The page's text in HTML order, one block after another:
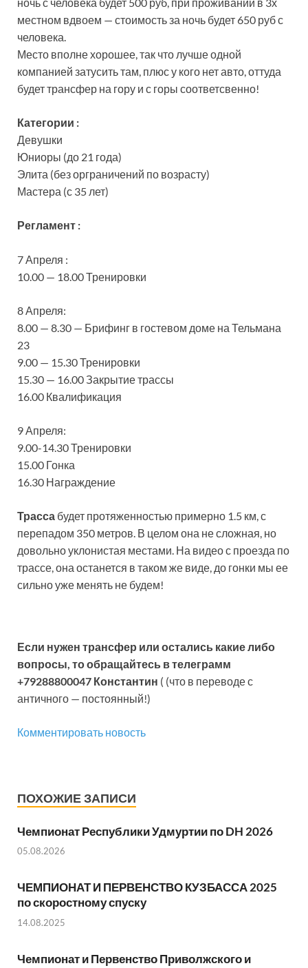
местном вдвоем — стоимость за ночь будет 650 руб с
человека.
Место вполне хорошее, так что лучше одной
компанией затусить там, плюс у кого нет авто, оттуда
будет трансфер на гору и с горы соответсвенно!
Категории :
Девушки
Юниоры (до 21 года)
Элита (без орграничений по возрасту)
Мастера (с 35 лет)
Регламент :
7 Апреля :
10.00 — 18.00 Тренировки
8 Апреля:
8.00 — 8.30 — Брифинг в гостевом доме на Тельмана
23
9.00 — 15.30 Тренировки
15.30 — 16.00 Закрытие трассы
16.00 Квалификация
9 Апреля:
9.00-14.30 Тренировки
15.00 Гонка
16.30 Награждение
Трасса будет протяженностью примерно 1.5 км, с
перепадом 350 метров. В целом она не сложная, но
довольно уклонистая местами. На видео с проезда по
трассе, она останется в таком же виде, до гонки мы ее
сильно уже менять не будем!
Если нужен трансфер или остались какие либо
вопросы, то обращайтесь в телеграмм
+79288800047 Константин ( (что в переводе с
античного — постоянный!)
Комментировать новость
ПОХОЖИЕ ЗАПИСИ
Чемпионат Республики Удмуртии по DH 2026
05.08.2026
ЧЕМПИОНАТ И ПЕРВЕНСТВО КУЗБАССА 2025
по скоростному спуску
14.08.2025
Чемпионат и Первенство Приволжского и